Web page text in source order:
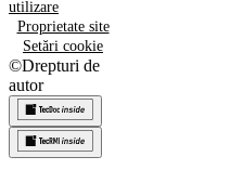
utilizare
Proprietate site
Setări cookie
©Drepturi de
autor